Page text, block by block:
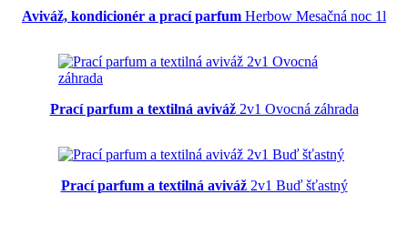
Aviváž, kondicionér a prací parfum Herbow Mesačná noc 1l
Prací parfum a textilná aviváž2v1 Ovocná záhrada
Prací parfum a textilná aviváž 2v1 Buď šťastný